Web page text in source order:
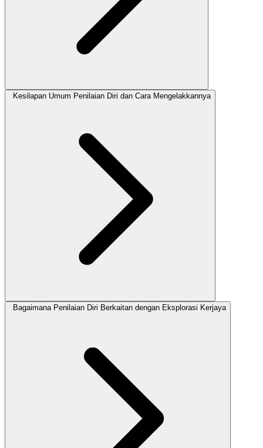
Kesilapan Umum Penilaian Diri dan Cara Mengelakkannya
Bagaimana Penilaian Diri Berkaitan dengan Eksplorasi Kerjaya